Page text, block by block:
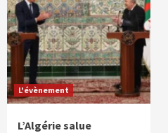
L'évènement
L’Algérie salue